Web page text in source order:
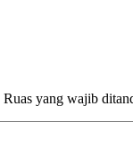
Ruas yang wajib